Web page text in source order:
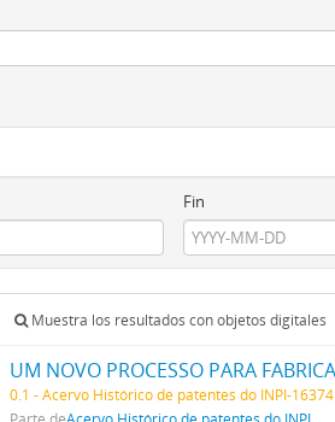
Fin
Muestra los resultados con objetos digitales
0.1 - Acervo Histórico de patentes do INPI-16374